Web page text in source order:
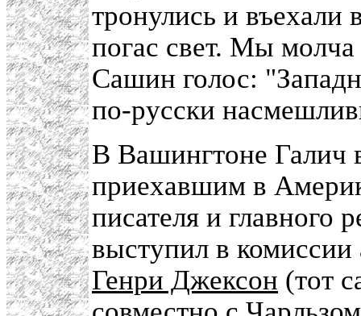
тронулись и въехали
погас свет. Мы молча
Сашин голос:
по-русски
В Вашингтоне Галич
приехавшим в
писателя и главного
выступил в комиссии
Генри Джексон (тот